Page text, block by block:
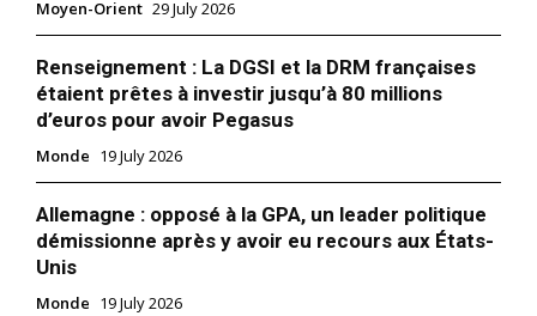
Moyen-Orient 29 July 2026
Renseignement : La DGSI et la DRM françaises
étaient prêtes à investir jusqu’à 80 millions
d’euros pour avoir Pegasus
Monde 19 July 2026
Allemagne : opposé à la GPA, un leader politique
démissionne après y avoir eu recours aux États-
Unis
Monde 19 July 2026